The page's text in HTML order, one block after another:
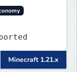
Minecraft 1.21.x